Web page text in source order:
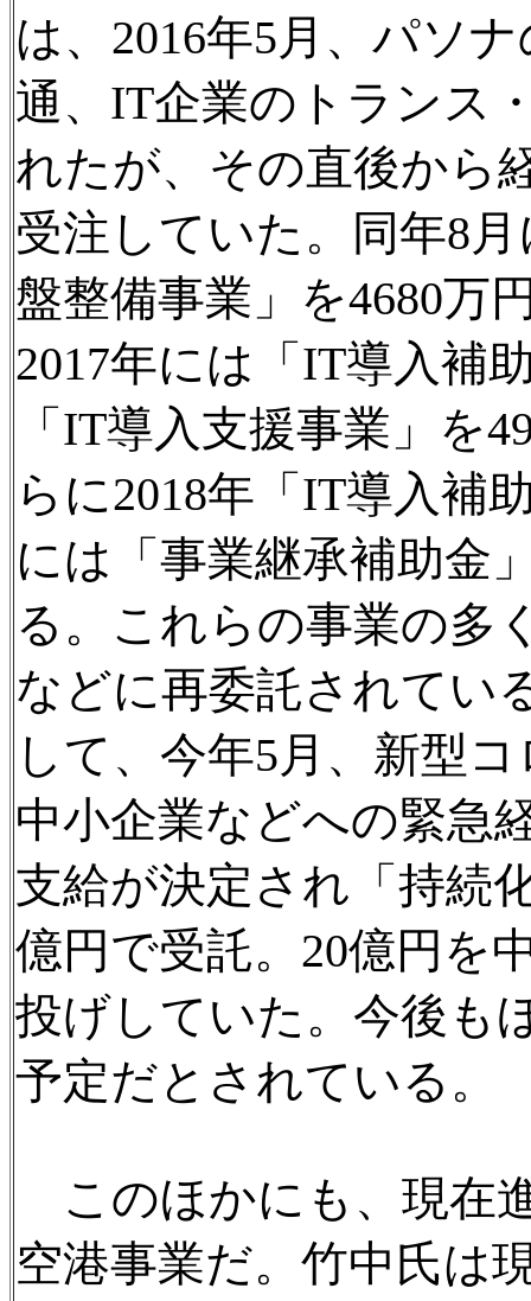
は、2016年5月、パソ
通、IT企業のトランス
れたが、その直後から
受注していた。同年8
盤整備事業」を4680万
2017年には「IT導入補
「IT導入支援事業」を
らに2018年「IT導入補
には「事業継承補助金
る。これらの事業の多
などに再委託されてい
して、今年5月、新型
中小企業などへの緊急
支給が決定され「持続
億円で受託。20億円を
投げしていた。今後も
予定だとされている。
このほかにも、現在
空港事業だ。竹中氏は